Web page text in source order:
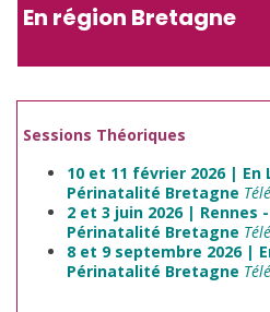
En région Bretagne
Sessions Théoriques
10 et 11 février 2026 | En
Périnatalité Bretagne
2 et 3 juin 2026 | Rennes
Périnatalité Bretagne
8 et 9 septembre 2026 |
Périnatalité Bretagne